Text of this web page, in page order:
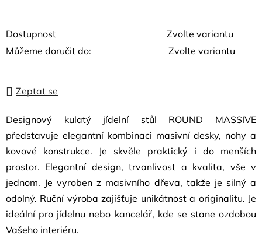
Designový kulatý jídelní stůl ROUND MASSIVE
představuje elegantní kombinaci masivní desky, nohy a
kovové konstrukce. Je skvěle praktický i do menších
prostor. Elegantní design, trvanlivost a kvalita, vše v
jednom. Je vyroben z masivního dřeva, takže je silný a
odolný. Ruční výroba zajišťuje unikátnost a originalitu. Je
ideální pro jídelnu nebo kancelář, kde se stane ozdobou
Vašeho interiéru.
Dostupnost
Zvolte variantu
Můžeme doručit do:
Zvolte variantu
Zeptat se